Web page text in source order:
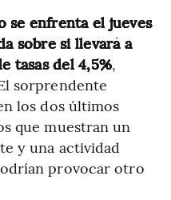
se enfrenta el jueves
sobre si llevará a
tasas del 4,5%,
sorprendente
los dos últimos
que muestran un
y una actividad
provocar otro